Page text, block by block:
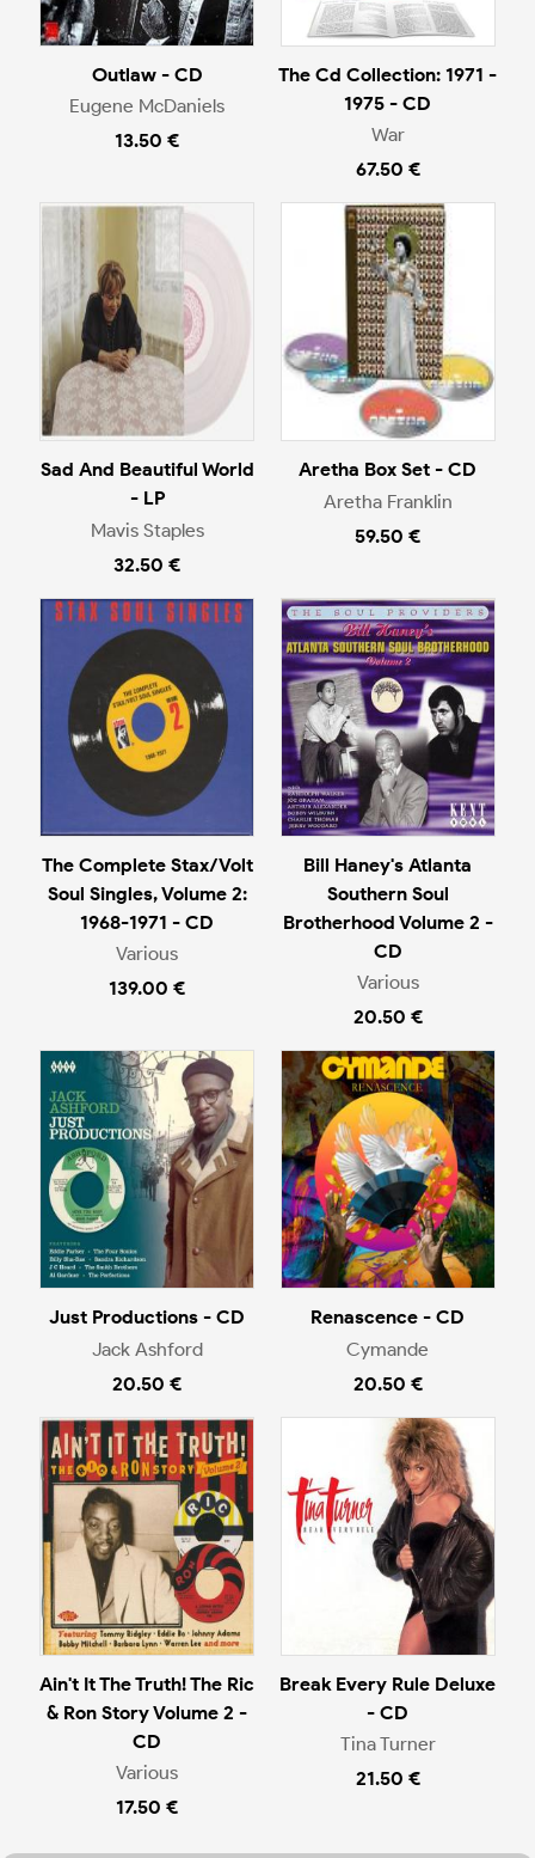
Outlaw - CD
Eugene McDaniels
13.50 €
The Cd Collection: 1971 -
1975 - CD
War
67.50 €
Sad And Beautiful World
- LP
Mavis Staples
32.50 €
Aretha Box Set - CD
Aretha Franklin
59.50 €
The Complete Stax/Volt
Soul Singles, Volume 2:
1968-1971 - CD
Various
139.00 €
Bill Haney's Atlanta
Southern Soul
Brotherhood Volume 2 -
CD
Various
20.50 €
Just Productions - CD
Jack Ashford
20.50 €
Renascence - CD
Cymande
20.50 €
Ain't It The Truth! The Ric
& Ron Story Volume 2 -
CD
Various
17.50 €
Break Every Rule Deluxe
- CD
Tina Turner
21.50 €